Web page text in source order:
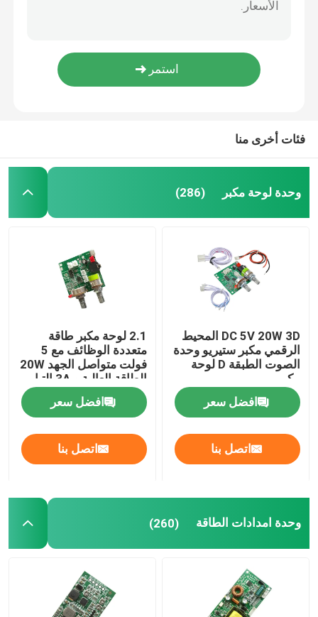
وحدة صوت بلوتوث
مجلس حماية البطارية BMS
لاعب سيارات
أجزاء التلفزيونات المضخة
الأميتر الرقمي الفولتميتر
جهاز التحكم بالرطوبة الرقمي
أداة الاختبار
مجلس التنمية
فئات أخرى منا
وحدة لوحة مكبر (286)
DC 5V 20W 3D المحيط
الرقمي مكبر ستيريو وحدة
الصوت الطبقة D لوحة
مكبر
افضل سعر
اتصل بنا
2.1 لوحة مكبر طاقة
متعددة الوظائف مع 5
فولت متواصل الجهد 20W
الطاقة العالية و 3A التيار
للحصول على أداء صوتي
محسن افضل سعر
اتصل بنا
وحدة امدادات الطاقة (260)